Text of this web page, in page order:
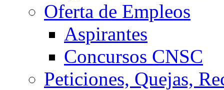
Oferta de Empleos
Aspirantes
Concursos CNSC
Peticiones, Quejas,